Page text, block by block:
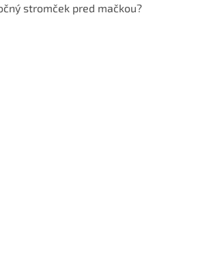
stromček pred mačkou?